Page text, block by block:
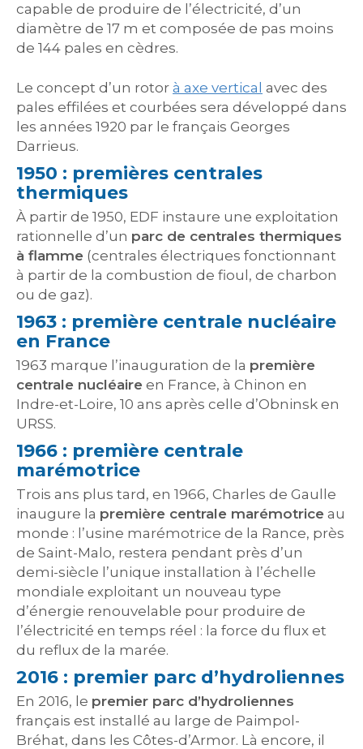
capable de produire de l’électricité, d’un
diamètre de 17 m et composée de pas moins
de 144 pales en cèdres.
Le concept d’un rotor à axe vertical avec des
pales effilées et courbées sera développé dans
les années 1920 par le français Georges
Darrieus.
1950 : premières centrales
thermiques
À partir de 1950, EDF instaure une exploitation
rationnelle d’un parc de centrales thermiques
à flamme (centrales électriques fonctionnant
à partir de la combustion de fioul, de charbon
ou de gaz).
1963 : première centrale nucléaire
en France
1963 marque l’inauguration de la première
centrale nucléaire en France, à Chinon en
Indre-et-Loire, 10 ans après celle d’Obninsk en
URSS.
1966 : première centrale
marémotrice
Trois ans plus tard, en 1966, Charles de Gaulle
inaugure la première centrale marémotrice au
monde : l’usine marémotrice de la Rance, près
de Saint-Malo, restera pendant près d’un
demi-siècle l’unique installation à l’échelle
mondiale exploitant un nouveau type
d’énergie renouvelable pour produire de
l’électricité en temps réel : la force du flux et
du reflux de la marée.
2016 : premier parc d’hydroliennes
En 2016, le premier parc d’hydroliennes
français est installé au large de Paimpol-
Bréhat, dans les Côtes-d’Armor. Là encore, il